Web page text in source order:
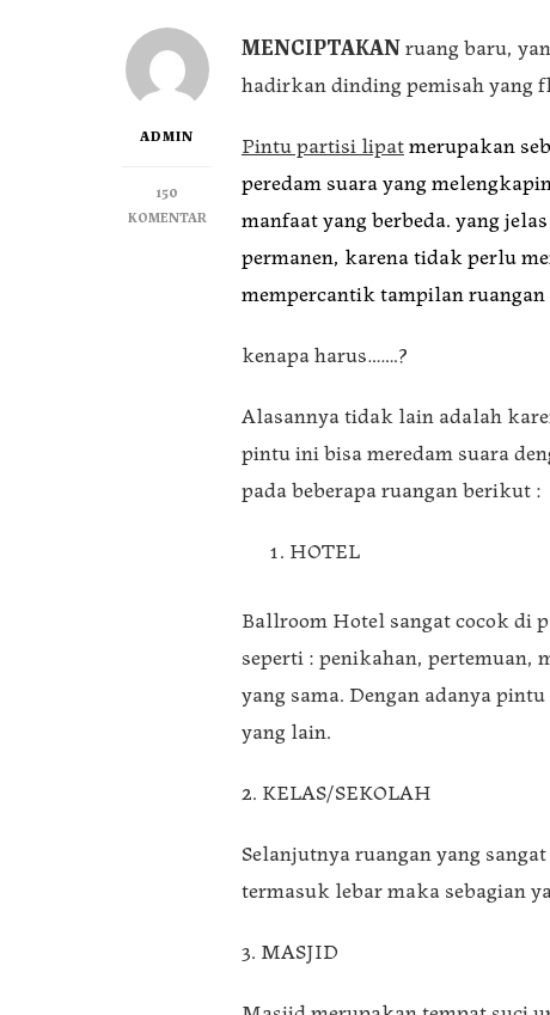
ADMIN
150
KOMENTAR
MENCIPTAKANruang baru,
hadirkan dinding pemisah yang
Pintu partisi lipatmerupakan
peredam suara yang
manfaat yang berbeda. yang
permanen, karena tidak perlu
mempercantik tampilan ruangan
kenapa harus…….?
Alasannya tidak lain adalah
pintu ini bisa meredam suara
pada beberapa ruangan berikut :
HOTEL
Ballroom Hotel sangat cocok di
seperti : penikahan, pertemuan,
yang sama. Dengan adanya
yang lain.
2. KELAS/SEKOLAH
Selanjutnya ruangan yang
termasuk lebar maka sebagian
3. MASJID